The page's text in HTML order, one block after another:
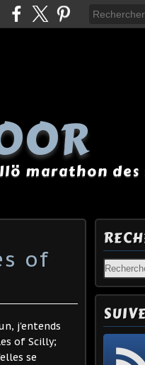
marathon des
of
j'entends
of Scilly;
se